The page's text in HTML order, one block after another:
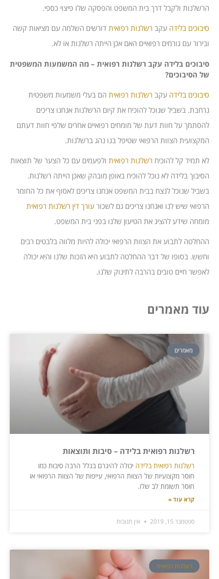
הרשלנות ולקבל דרך בית המשפט והפסקה שלו פיצוי כספי.
סיבוכים בלידה עקב רשלנות רפואית דורשים השלמה עם מציאות קשה
ובירור עם גורמים רפואיים האם אכן הייתה רשלנות או לא.
סיבוכים בלידה עקב רשלנות רפואית – מה המשמעות המשפטית
של הסיבוכים?
סיבוכים בלידה עקב רשלנות רפואית הם בעלי משמעות משפטית
נרחבת. בשביל שנוכל להוכיח את קיום הרשלנות אנחנו צריכים
להסתמך על חוות דעת של מומחים רפואיים אחרים שלפי חוות דעתם
המקצועית הצוות הרפואי שטיפל בנו נהג ברשלנות.
לא תמיד קל להוכיח רשלנות רפואית ולפעמים עם כל הצער של תוצאות
הסיבוך בלידה לא נוכל להוכיח באופן מובהק שאכן הייתה רשלנות.
בשביל שנוכל לנצח בבית המשפט אנחנו צריכים לאסוף את כל החומר
הרפואי שיש לנו ואנחנו צריכים גם לשכור עורך דין רשלנות רפואית
מומחה שידע להציג את הטיעון שלנו בפני בית המשפט.
ההחלטה לתבוע את הצוות הרפואי יכולה להיות מלווה בלבטים רבים
וחשש. בסופו של דבר ההחלטה לתבוע היא הזכות שלנו והיא יכולה
לאפשר חיים טובים בהרבה לתינוק שלנו.
עוד מאמרים
מאמרים
רשלנות רפואית בלידה – סיבות ותוצאות
רשלנות רפואית בלידה יכולה להיגרם בגלל הרבה סיבות כמו
חוסר מקצועיות של הצוות הרפואי, עייפות של הצוות הרפואי או
חוסר תשומת לב שלו.
קרא עוד »
ספטמבר 15, 2019 אין תגובות
רשלנות רפואית